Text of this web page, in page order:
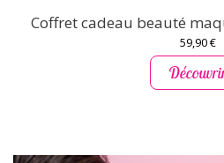
Coffret cadeau beauté
59,90 €